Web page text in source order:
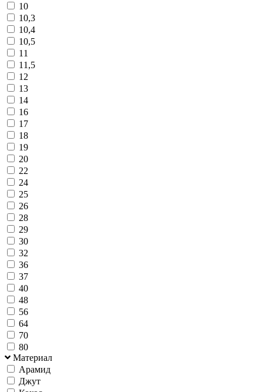
10
10,3
10,4
10,5
11
11,5
12
13
14
16
17
18
19
20
22
24
25
26
28
29
30
32
36
37
40
48
56
64
70
80
Материал
Арамид
Джут